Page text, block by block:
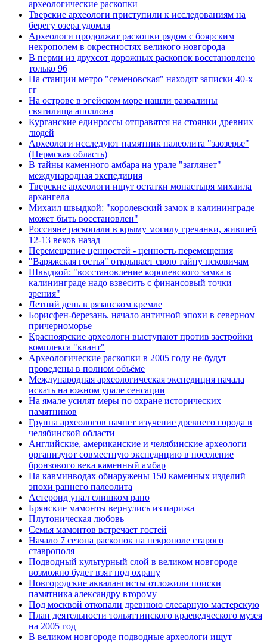
археологические раскопки
Тверские археологи приступили к исследованиям на
берегу озера удомля
Археологи продолжат раскопки рядом с боярским
некрополем в окрестностях великого новгорода
В перми из двухсот дорожных раскопок восстановлено
только 96
На станции метро "семеновская" находят записки 40-х
гг
На острове в эгейском море нашли развалины
святилища аполлона
Курганские единроссы отправятся на стоянки древних
людей
Археологи исследуют памятник палеолита "заозерье"
(Пермская область)
В тайны каменного амбара на урале "заглянет"
международная экспедиция
Тверские археологи ищут остатки монастыря михаила
архангела
Михаил швыдкой: "королевский замок в калининграде
может быть восстановлен"
Россияне раскопали в крыму могилу гречанки, жившей
12-13 веков назад
Перемещение ценностей - ценность перемещения
"Варяжская гостья" открывает свою тайну псковичам
Швыдкой: "восстановление королевского замка в
калининграде надо взвесить с финансовый точки
зрения"
Летний день в рязанском кремле
Борисфен-березань. начало античной эпохи в северном
причерноморье
Красноярские археологи выступают против застройки
комплекса "квант"
Археологические раскопки в 2005 году не будут
проведены в полном объёме
Международная археологическая экспедиция начала
искать на южном урале сенсации
На ямале усилят меры по охране исторических
памятников
Группа археологов начнет изучение древнего города в
челябинской области
Английские, американские и челябинские археологи
организуют совместную экспедицию в поселение
бронзового века каменный амбар
На кавминводах обнаружены 150 каменных изделий
эпохи раннего палеолита
Астероид упал слишком рано
Брянские мамонты вернулись из парижа
Плутоническая любовь
Семья мамонтов встречает гостей
Начало 7 сезона раскопок на некрополе старого
ставрополя
Подводный культурный слой в великом новгороде
возможно будет взят под охрану
Новгородские аквалангисты отложили поиски
памятника александру второму
Под москвой откопали древнюю слесарную мастерскую
План деятельности тольяттинского краеведческого музея
на 2005 год
В великом новгороде подводные археологи ищут